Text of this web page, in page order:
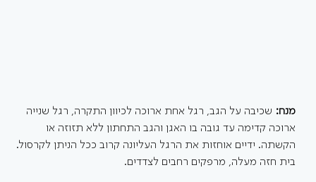
מנח: שכיבה על הגב, רגל אחת ארוכה לכיוון התקרה, רגל שנייה
ארוכה קדימה עד גובה בו האגן והגב התחתון ללא תזוזה או
הקשתה. ידיים אוחזות את הרגל העליונה קרוב ככל הניתן לקרסול.
בית חזה מעלה, מרפקים רחבים לצדדים.